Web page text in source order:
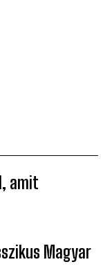
amit
Magyar